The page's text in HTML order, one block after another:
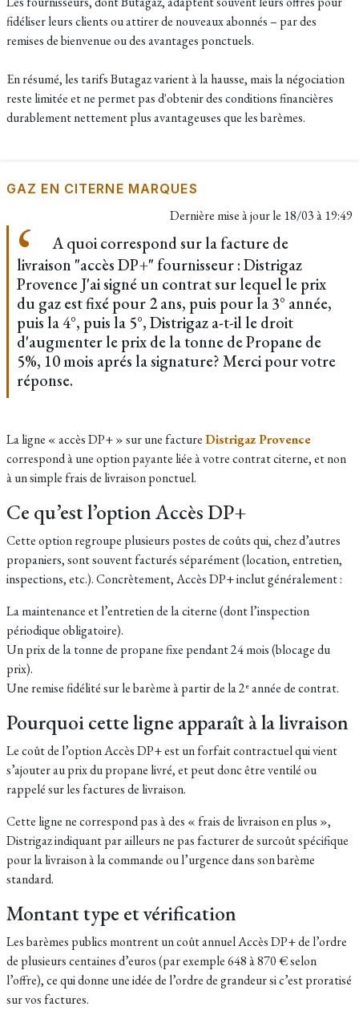
fidéliser leurs clients ou attirer de nouveaux abonnés – par des
remises de bienvenue ou des avantages ponctuels.
En résumé, les tarifs Butagaz varient à la hausse, mais la négociation
reste limitée et ne permet pas d'obtenir des conditions financières
durablement nettement plus avantageuses que les barèmes.
GAZ EN CITERNE MARQUES
Dernière mise à jour le 18/03 à 19:49
A quoi correspond sur la facture de
livraison "accès DP+" fournisseur : Distrigaz
Provence J'ai signé un contrat sur lequel le prix
du gaz est fixé pour 2 ans, puis pour la 3° année,
puis la 4°, puis la 5°, Distrigaz a-t-il le droit
d'augmenter le prix de la tonne de Propane de
5%, 10 mois aprés la signature? Merci pour votre
réponse.
La ligne « accès DP+ » sur une factureDistrigaz Provence
correspond à une option payante liée à votre contrat citerne, et non
à un simple frais de livraison ponctuel.
Ce qu’est l’option Accès DP+
Cette option regroupe plusieurs postes de coûts qui, chez d’autres
propaniers, sont souvent facturés séparément (location, entretien,
inspections, etc.). Concrètement, Accès DP+ inclut généralement :
La maintenance et l’entretien de la citerne (dont l’inspection
périodique obligatoire).
Un prix de la tonne de propane fixe pendant 24 mois (blocage du
prix).
Une remise fidélité sur le barème à partir de la 2ᵉ année de contrat.
Pourquoi cette ligne apparaît à la livraison
Le coût de l’option Accès DP+ est un forfait contractuel qui vient
s’ajouter au prix du propane livré, et peut donc être ventilé ou
rappelé sur les factures de livraison.
Cette ligne ne correspond pas à des « frais de livraison en plus »,
Distrigaz indiquant par ailleurs ne pas facturer de surcoût spécifique
pour la livraison à la commande ou l’urgence dans son barème
standard.
Montant type et vérification
Les barèmes publics montrent un coût annuel Accès DP+ de l’ordre
de plusieurs centaines d’euros (par exemple 648 à 870 € selon
l’offre), ce qui donne une idée de l’ordre de grandeur si c’est proratisé
sur vos factures.